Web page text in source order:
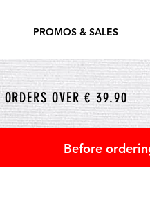
PROMOS & SALES
ORDERS OVER € 39.90
Before